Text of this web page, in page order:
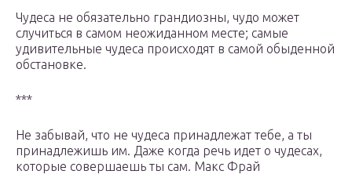
Чудеса не обязательно грандиозны, чудо может
случиться в самом неожиданном месте; самые
удивительные чудеса происходят в самой обыденной
обстановке.
***
Не забывай, что не чудеса принадлежат тебе, а ты
принадлежишь им. Даже когда речь идет о чудесах,
которые совершаешь ты сам. Макс Фрай